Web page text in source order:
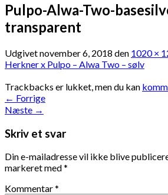
Pulpo-Alwa-Two-
transparent
Udgivetnovember 6, 2018 den 1020 ×
Herkner x Pulpo – Alwa Two – sølv
Trackbacks er lukket, men du kan
← Forrige
Næste →
Skriv et svar
Din e-mailadresse vil ikke blive
markeret med*
Kommentar*